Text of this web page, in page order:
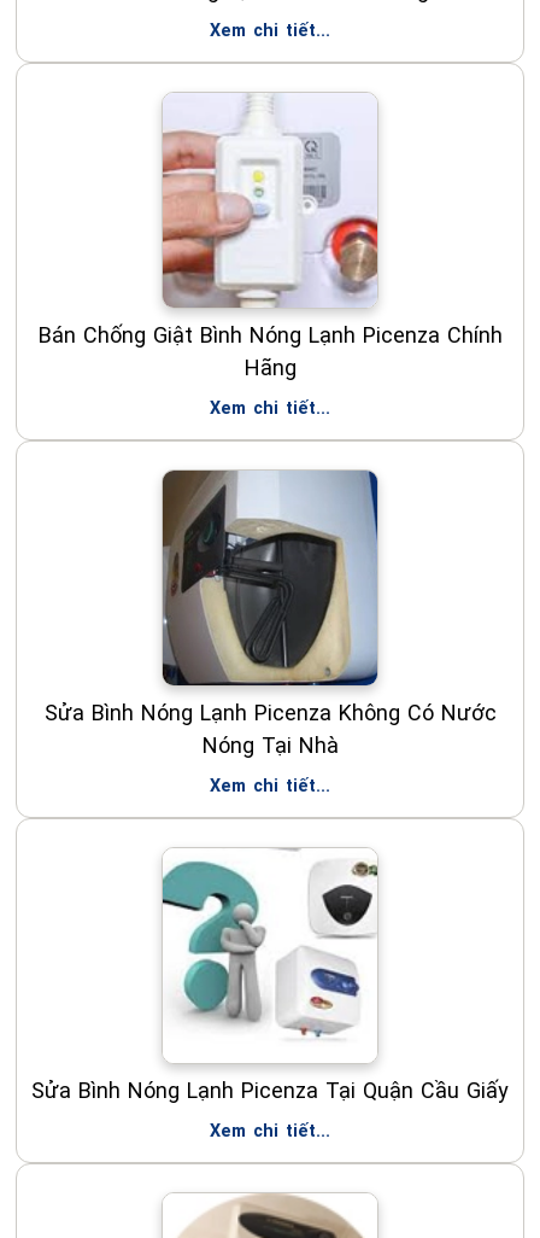
Xem chi tiết...
Bán Chống Giật Bình Nóng Lạnh Picenza Chính
Hãng
Xem chi tiết...
Sửa Bình Nóng Lạnh Picenza Không Có Nước
Nóng Tại Nhà
Xem chi tiết...
Sửa Bình Nóng Lạnh Picenza Tại Quận Cầu Giấy
Xem chi tiết...